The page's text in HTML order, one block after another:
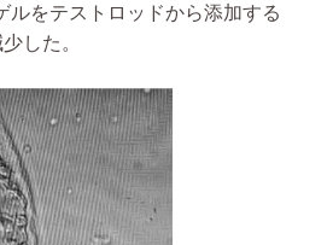
ルをテストロッドから添加する
した。